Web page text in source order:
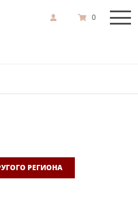
0
РЕГИОНА